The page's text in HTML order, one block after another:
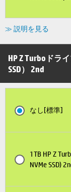
≫ 説明を見る
HP Z Turboドラ
SSD） 2nd
なし[標準]
1TB HP Z
NVMe SSD)